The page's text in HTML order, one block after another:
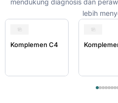
mendukung diagnosis dan
lebih
Komplemen C4